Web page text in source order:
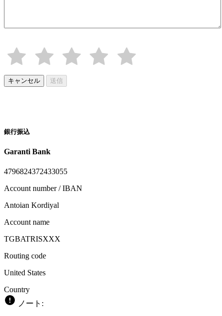
キャンセル 送信
銀行振込
Garanti Bank
4796824372433055
Account number / IBAN
Antoian Kordiyal
Account name
TGBATRISXXX
Routing code
United States
Country
ノート: